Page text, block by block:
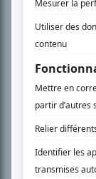
spécialité: la télé
l’actualité télévisuelle